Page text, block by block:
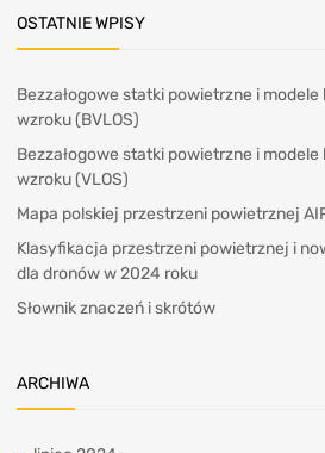
OSTATNIE WPISY
Bezzałogowe statki powietrzne i
wzroku (BVLOS)
Bezzałogowe statki powietrzne i
wzroku (VLOS)
Mapa polskiej przestrzeni powietrznej
Klasyfikacja przestrzeni powietrznej i
dla dronów w 2024 roku
Słownik znaczeń i skrótów
ARCHIWA